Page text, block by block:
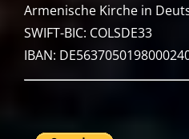
Armenische Kirche in
SWIFT-BIC: COLSDE33
IBAN: